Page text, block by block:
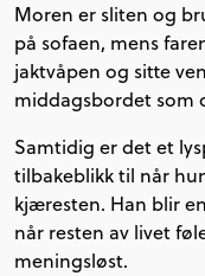
Moren er sliten og
på sofaen, mens
jaktvåpen og sitte
middagsbordet som
Samtidig er det et
tilbakeblikk til når
kjæresten. Han blir
når resten av livet
meningsløst.